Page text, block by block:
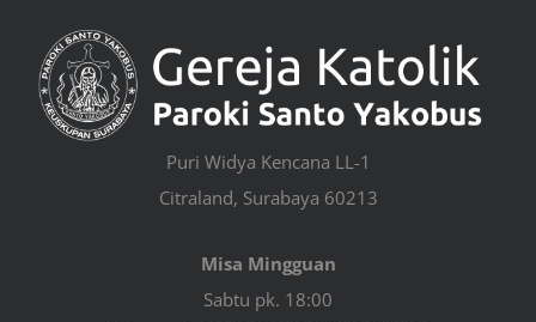
Puri Widya Kencana LL-1
Citraland, Surabaya 60213
Misa Mingguan
Sabtu pk. 18:00